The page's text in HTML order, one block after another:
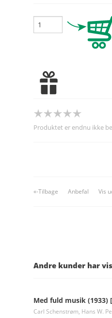
Produktet er endnu ikke
«-Tilbage Anbefal Vis
Andre kunder har
Med fuld musik (1933)
Carl Schenstrøm, Hans W.